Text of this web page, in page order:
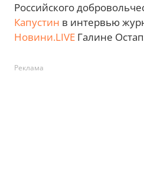
Российского
Капустин в интервью
Новини.LIVE Галине
Реклама